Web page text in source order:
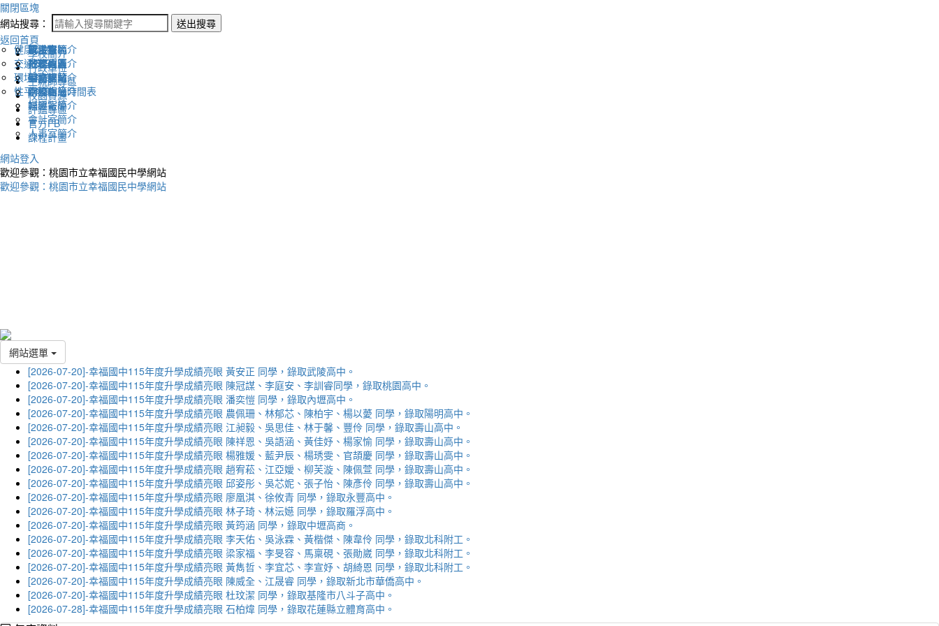
關閉區塊
網站搜尋：
送出搜尋
返回首頁
學校簡介
認識幸福
地理位置
英文網站
幸福相簿
媒體報導
行政單位
校長室簡介
教務處簡介
學務處簡介
總務處簡介
輔導室簡介
會計室簡介
人事室簡介
生親師專區
新生專區
升學專區
圖書館藏
學校作息時間表
校園資源
電子報
下載列表
評鑑專區
健康促進
交通安全
環境教育
性平教育
官方FB
課程計畫
網站登入
歡迎參觀：桃園市立幸福國民中學網站
歡迎參觀：桃園市立幸福國民中學網站
網站選單
[2026-07-20]-幸福國中115年度升學成績亮眼 黃安正 同學，錄取武陵高中。
[2026-07-20]-幸福國中115年度升學成績亮眼 陳冠謀、李庭安、李訓睿同學，錄取桃園高中。
[2026-07-20]-幸福國中115年度升學成績亮眼 潘奕愷 同學，錄取內壢高中。
[2026-07-20]-幸福國中115年度升學成績亮眼 農佩珊、林郁芯、陳柏宇、楊以薆 同學，錄取陽明高中。
[2026-07-20]-幸福國中115年度升學成績亮眼 江昶毅、吳思佳、林于馨、豐伶 同學，錄取壽山高中。
[2026-07-20]-幸福國中115年度升學成績亮眼 陳祥恩、吳語涵、黃佳妤、楊家愉 同學，錄取壽山高中。
[2026-07-20]-幸福國中115年度升學成績亮眼 楊雅媛、藍尹辰、楊琇雯、官頡慶 同學，錄取壽山高中。
[2026-07-20]-幸福國中115年度升學成績亮眼 趙宥菘、江亞嬡、柳芙漩、陳佩萱 同學，錄取壽山高中。
[2026-07-20]-幸福國中115年度升學成績亮眼 邱姿彤、吳芯妮、張子怡、陳彥伶 同學，錄取壽山高中。
[2026-07-20]-幸福國中115年度升學成績亮眼 廖凰淇、徐攸青 同學，錄取永豐高中。
[2026-07-20]-幸福國中115年度升學成績亮眼 林子琦、林沄嬨 同學，錄取羅浮高中。
[2026-07-20]-幸福國中115年度升學成績亮眼 黃筠涵 同學，錄取中壢高商。
[2026-07-20]-幸福國中115年度升學成績亮眼 李天佑、吳泳霖、黃楷傑、陳韋伶 同學，錄取北科附工。
[2026-07-20]-幸福國中115年度升學成績亮眼 梁家福、李旻容、馬稟硯、張勛崴 同學，錄取北科附工。
[2026-07-20]-幸福國中115年度升學成績亮眼 黃雋哲、李宜芯、李宣妤、胡綺恩 同學，錄取北科附工。
[2026-07-20]-幸福國中115年度升學成績亮眼 陳威全、江晟睿 同學，錄取新北市華僑高中。
[2026-07-20]-幸福國中115年度升學成績亮眼 杜玟潔 同學，錄取基隆市八斗子高中。
[2026-07-28]-幸福國中115年度升學成績亮眼 石柏煒 同學，錄取花蓮縣立體育高中。